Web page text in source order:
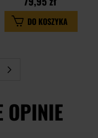
DO KOSZYKA
Strona
Następne
OPINIE